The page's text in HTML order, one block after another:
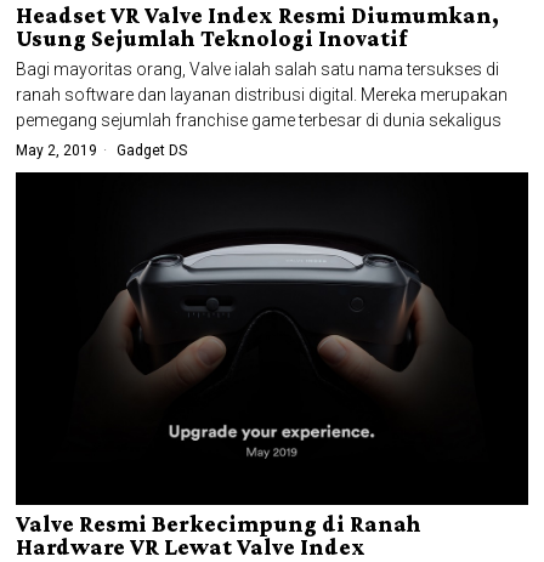
Headset VR Valve Index Resmi Diumumkan,
Usung Sejumlah Teknologi Inovatif
Bagi mayoritas orang, Valve ialah salah satu nama tersukses di
ranah software dan layanan distribusi digital. Mereka merupakan
pemegang sejumlah franchise game terbesar di dunia sekaligus
May 2, 2019 Gadget DS
Valve Resmi Berkecimpung di Ranah
Hardware VR Lewat Valve Index